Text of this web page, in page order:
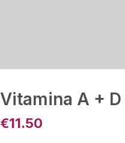
Vitamina A + D
€11.50